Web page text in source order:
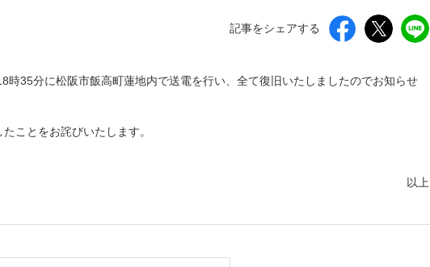
記事をシェアする
時35分に松阪市飯高町蓮地内で送電を行い、全て復旧いたしましたのでお知らせ
ことをお詫びいたします。
以上